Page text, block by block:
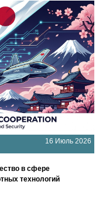
16 Июль 2026
в сфере
технологий